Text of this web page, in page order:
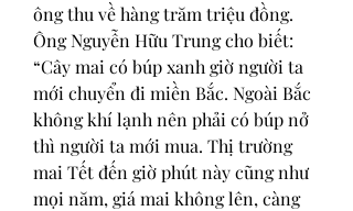
ông thu về hàng trăm triệu đồng.
Ông Nguyễn Hữu Trung cho biết:
“Cây mai có búp xanh giờ người ta
mới chuyển đi miền Bắc. Ngoài Bắc
không khí lạnh nên phải có búp nở
thì người ta mới mua. Thị trường
mai Tết đến giờ phút này cũng như
mọi năm, giá mai không lên, càng